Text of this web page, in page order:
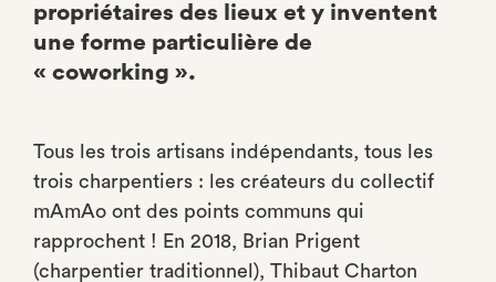
propriétaires des lieux et y inventent
une forme particulière de
« coworking ».
Tous les trois artisans indépendants, tous les
trois charpentiers : les créateurs du collectif
mAmAo ont des points communs qui
rapprochent ! En 2018, Brian Prigent
(charpentier traditionnel), Thibaut Charton